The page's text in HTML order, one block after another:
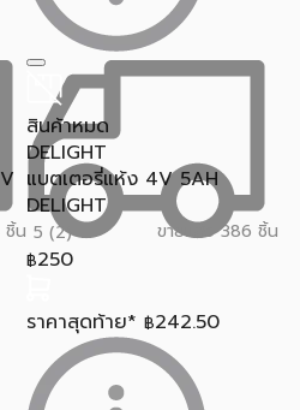
ชิ้น
สินค้าหมด
DELIGHT
แบตเตอรี่แห้ง 4V 5AH
DELIGHT
5 (2) ขายแล้ว 386 ชิ้น
฿250
ราคาสุดท้าย* ฿242.50